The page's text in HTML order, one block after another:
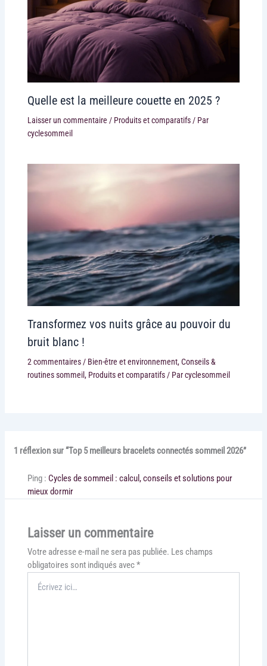
Quelle est la meilleure couette en 2025 ?
Laisser un commentaire / Produits et comparatifs/ Par
cyclesommeil
Transformez vos nuits grâce au pouvoir du
bruit blanc !
2 commentaires / Bien-être et environnement,Conseils &
routines sommeil, Produits et comparatifs/ Parcyclesommeil
1 réflexion sur “Top 5 meilleurs bracelets connectés sommeil 2026”
Ping : Cycles de sommeil : calcul, conseils et solutions pour
mieux dormir
Laisser un commentaire
Votre adresse e-mail ne sera pas publiée. Les champs
obligatoires sont indiqués avec*
ici…